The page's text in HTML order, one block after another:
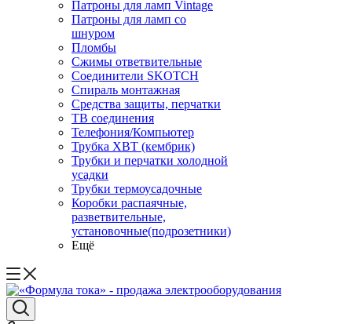
Патроны для ламп Vintage
Патроны для ламп со
шнуром
Пломбы
Сжимы ответвительные
Соединители SKOTCH
Спираль монтажная
Средства защиты, перчатки
ТВ соединения
Телефония/Компьютер
Трубка ХВТ (кембрик)
Трубки и перчатки холодной
усадки
Трубки термоусадочные
Коробки распаячные,
разветвительные,
установочные(подрозетники)
Ещё